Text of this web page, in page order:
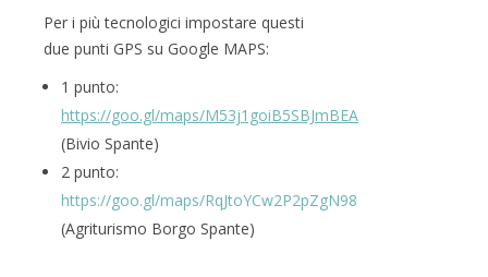
Per i più tecnologici impostare questi
due punti GPS su Google MAPS:
1 punto:
https://goo.gl/maps/M53j1goiB5SBJmBEA
(Bivio Spante)
2 punto:
https://goo.gl/maps/RqJtoYCw2P2pZgN98
(Agriturismo Borgo Spante)